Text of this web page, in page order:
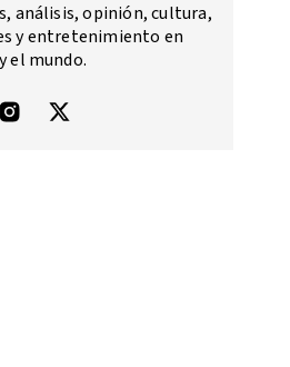
análisis, opinión, cultura,
y entretenimiento en
el mundo.